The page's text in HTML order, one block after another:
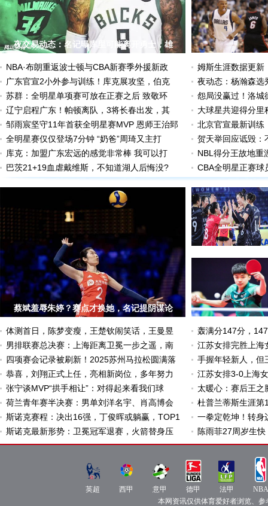
夜交易动态：名记曝库里可能离开勇士，雄
NBA·布朗重返波士顿与CBA新赛季外援新政
广东官宣2小外参与训练！库克展攻坚，伯克
苏群：全明星单项赛可放在正赛之后 致敬环
辽宁启程广东！帕顿离队，3将长春出发，其
邹雨宸坚守11年首获全明星赛MVP 恩师王治郅
全明星赛仅仅登场7分钟 “奶爸”周琦又主打
库克：加盟广东宏远的感觉非常棒 我可以打
巴茨21+19血虐戴维斯，不知道湖人后悔没?
姆斯生涯数据更新
夜动态：杨瀚森选
怨局没赢过！洛城
大球星共迎得分里
北京官宣最新训练
贺天举回应诋毁：
NBL得分王故地重
CBA全明星正赛球
蔡斌羞辱朱婷？赛点才换她，名记提阴谋论
体测首日，陈梦变瘦，王楚钦闹笑话，王曼昱
男排联赛总决赛：上海距离卫冕一步之遥，南
四项赛会记录被刷新！2025苏州马拉松圆满落
恭喜，刘翔正式上任，亮相新岗位，多年努力
张宁谈MVP“拱手相让”：对得起来看我们球
荷兰青年赛半决赛：男单刘洋名宇、肖高博会
斯诺克赛程：决出16强，丁俊晖或躺赢，TOP1
斯诺克最新形势：卫冕冠军退赛，火箭替身压
轰满分147分，
江苏女排完胜上海
手握年轻新人，但
江苏女排3-0上海
太暖心：赛后王之
杜普兰蒂斯生涯第
一拳定乾坤！转身
陈雨菲27周岁生
英
超
直
英超
西
甲
直
西甲
意
甲
直
播
意甲
德
甲
直
播
德甲
法
甲
直
播
法甲
NBA
直
播
NBA
本网资讯仅供体育爱好者浏览、